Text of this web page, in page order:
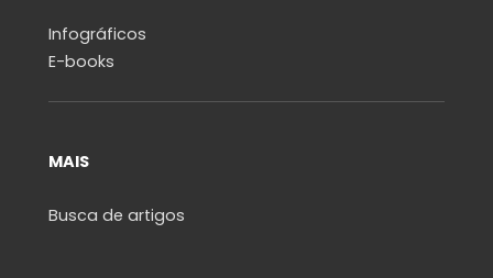
Infográficos
E-books
MAIS
Busca de artigos